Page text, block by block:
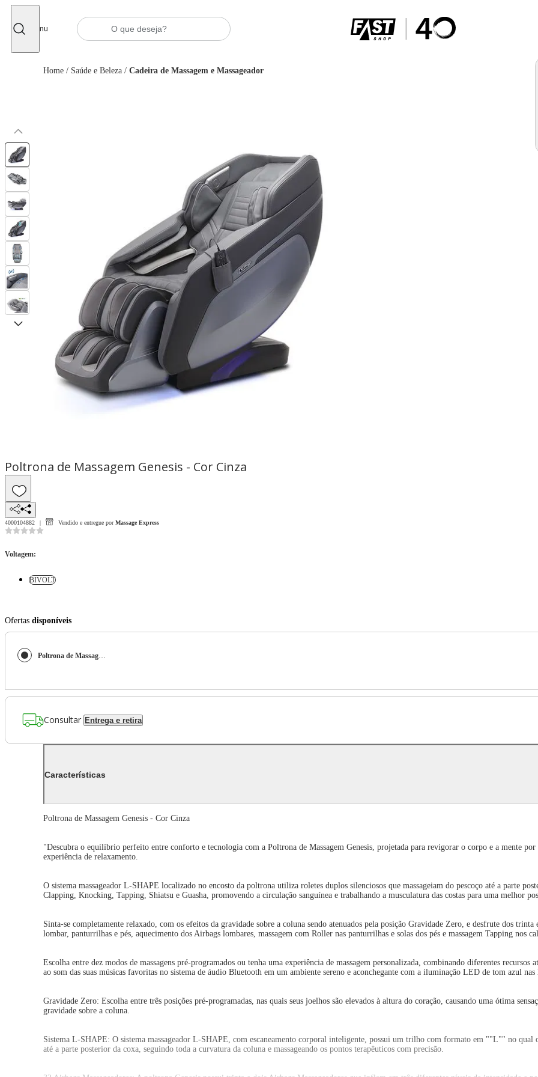
Menu
Home / Saúde e Beleza / Cadeira de Massagem e Massageador
Poltrona de Massagem Genesis - Cor Cinza
4000104882 Vendido e entregue por Massage Express
Voltagem:
BIVOLT
Ofertas disponíveis
Poltrona de Massagem Genesis - Cor Cinza
Consultar Entrega e retira
Características
Poltrona de Massagem Genesis - Cor Cinza
"Descubra o equilíbrio perfeito entre conforto e tecnologia com a Poltrona de Massagem Genesis, projetada para revigorar o corpo e a mente
experiência de relaxamento.
O sistema massageador L-SHAPE localizado no encosto da poltrona utiliza roletes duplos silenciosos que massageiam do pescoço até a parte
Clapping, Knocking, Tapping, Shiatsu e Guasha, promovendo a circulação sanguínea e trabalhando a musculatura das costas para uma melhor
Sinta-se completamente relaxado, com os efeitos da gravidade sobre a coluna sendo atenuados pela posição Gravidade Zero, e desfrute dos
lombar, panturrilhas e pés, aquecimento dos Airbags lombares, massagem com Roller nas panturrilhas e solas dos pés e massagem Tapping nos
Escolha entre dez modos de massagens pré-programados ou tenha uma experiência de massagem personalizada, combinando diferentes
ao som das suas músicas favoritas no sistema de áudio Bluetooth em um ambiente sereno e aconchegante com a iluminação LED de tom azul
Gravidade Zero: Escolha entre três posições pré-programadas, nas quais seus joelhos são elevados à altura do coração, causando uma ótima
gravidade sobre a coluna.
Sistema L-SHAPE: O sistema massageador L-SHAPE, com escaneamento corporal inteligente, possui um trilho com formato em ""L"" no qual
até a parte posterior da coxa, seguindo toda a curvatura da coluna e massageando os pontos terapêuticos com precisão.